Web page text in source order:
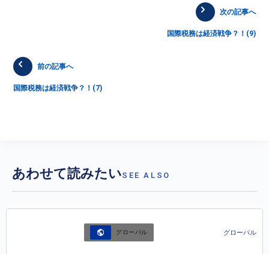
次の記事へ
国際税務は経済戦争？！(9)
前の記事へ
国際税務は経済戦争？！(7)
あわせて読みたいSEE ALSO
グローバル グローバル